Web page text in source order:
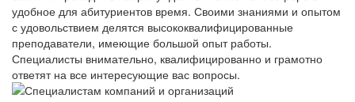
удобное для абитуриентов время. Своими знаниями и опытом
с удовольствием делятся высококвалифицированные
преподаватели, имеющие большой опыт работы.
Специалисты внимательно, квалифицированно и грамотно
ответят на все интересующие вас вопросы.